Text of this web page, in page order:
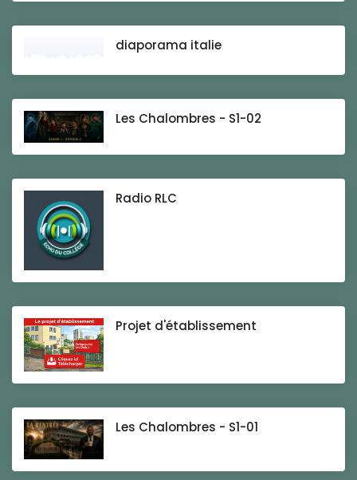
diaporama italie
Les Chalombres - S1-02
Radio RLC
Projet d'établissement
Les Chalombres - S1-01